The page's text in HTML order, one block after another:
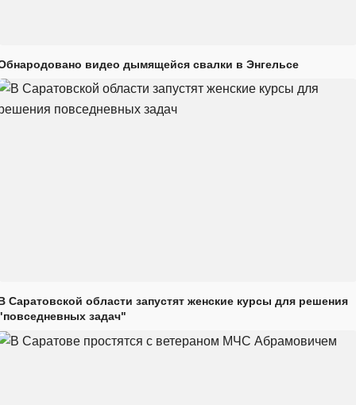
видео дымящейся свалки в Энгельсе
Саратовской области запустят женские курсы для решения
задач"